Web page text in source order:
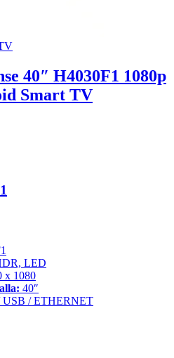
40″ H4030F1 1080p
Smart TV
LED
x 1080
40″
/ ETHERNET